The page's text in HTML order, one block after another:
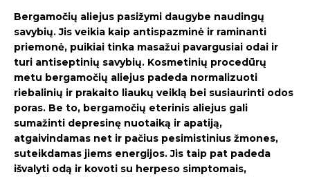
Bergamočių aliejus pasižymi daugybe naudingų
savybių. Jis veikia kaip antispazminė ir raminanti
priemonė, puikiai tinka masažui pavargusiai odai ir
turi antiseptinių savybių. Kosmetinių procedūrų
metu bergamočių aliejus padeda normalizuoti
riebalinių ir prakaito liaukų veiklą bei susiaurinti odos
poras. Be to, bergamočių eterinis aliejus gali
sumažinti depresinę nuotaiką ir apatiją,
atgaivindamas net ir pačius pesimistinius žmones,
suteikdamas jiems energijos. Jis taip pat padeda
išvalyti odą ir kovoti su herpeso simptomais,